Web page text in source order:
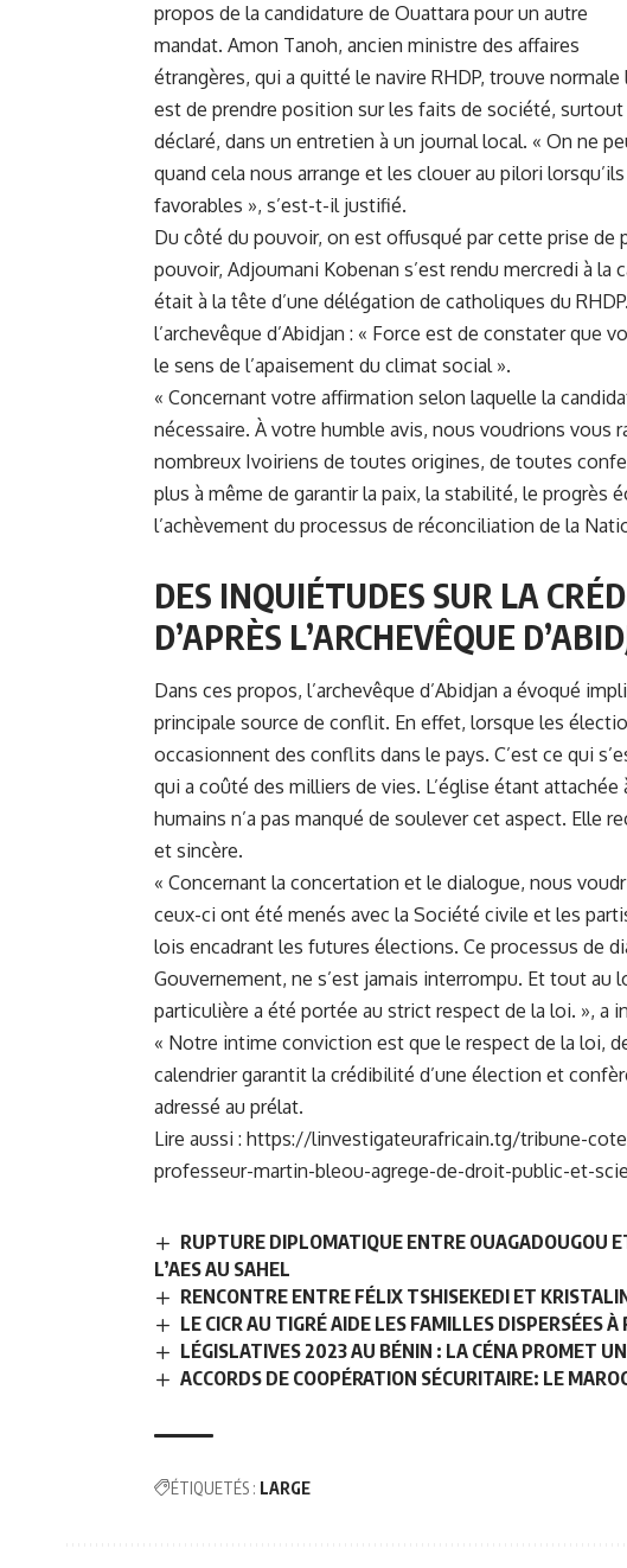
propos de la candidature de Ouattara pour un autre
mandat. Amon Tanoh, ancien ministre des affaires
étrangères, qui a quitté le navire RHDP, trouve
est de prendre position sur les faits de société,
déclaré, dans un entretien à un journal local. « On ne
quand cela nous arrange et les clouer au pilori
favorables », s’est-t-il justifié.
Du côté du pouvoir, on est offusqué par cette prise
pouvoir, Adjoumani Kobenan s’est rendu mercredi à la
était à la tête d’une délégation de catholiques du
l’archevêque d’Abidjan : « Force est de constater que
le sens de l’apaisement du climat social ».
« Concernant votre affirmation selon laquelle la
nécessaire. À votre humble avis, nous voudrions vous
nombreux Ivoiriens de toutes origines, de toutes
plus à même de garantir la paix, la stabilité, le progrès
l’achèvement du processus de réconciliation de la
DES INQUIÉTUDES SUR LA
D’APRÈS L’ARCHEVÊQUE
Dans ces propos, l’archevêque d’Abidjan a évoqué
principale source de conflit. En effet, lorsque les
occasionnent des conflits dans le pays. C’est ce qui
qui a coûté des milliers de vies. L’église étant
humains n’a pas manqué de soulever cet aspect. Elle
et sincère.
« Concernant la concertation et le dialogue, nous
ceux-ci ont été menés avec la Société civile et les
lois encadrant les futures élections. Ce processus de
Gouvernement, ne s’est jamais interrompu. Et tout au
particulière a été portée au strict respect de la loi. », a
« Notre intime conviction est que le respect de la loi,
calendrier garantit la crédibilité d’une élection et
adressé au prélat.
Lire aussi : https://linvestigateurafricain.tg/tribune-
professeur-martin-bleou-agrege-de-droit-public-et-
RUPTURE DIPLOMATIQUE ENTRE OUAGADOUGOU
L’AES AU SAHEL
RENCONTRE ENTRE FÉLIX TSHISEKEDI ET
LE CICR AU TIGRÉ AIDE LES FAMILLES DISPERSÉES
LÉGISLATIVES 2023 AU BÉNIN : LA CÉNA PROMET
ACCORDS DE COOPÉRATION SÉCURITAIRE: LE
ÉTIQUETÉS : LARGE